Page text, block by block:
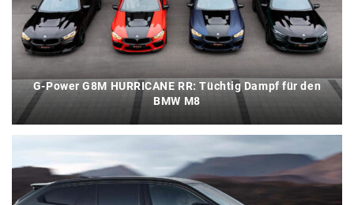
G-Power G8M HURRICANE RR: Tüchtig Dampf für den
BMW M8